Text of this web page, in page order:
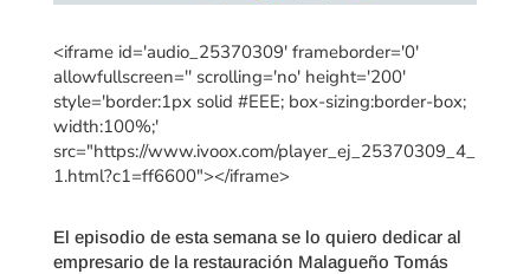
<iframe id='audio_25370309' frameborder='0'
allowfullscreen='' scrolling='no' height='200'
style='border:1px solid #EEE; box-sizing:border-box;
width:100%;'
src="https://www.ivoox.com/player_ej_25370309_4_
1.html?c1=ff6600"></iframe>
El episodio de esta semana se lo quiero dedicar al
empresario de la restauración Malagueño Tomás